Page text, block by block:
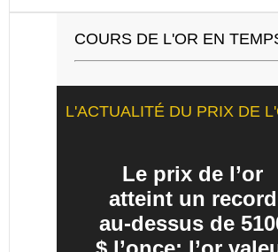
COURS DE L'OR EN
L'ACTUALITÉ DU PRIX DE